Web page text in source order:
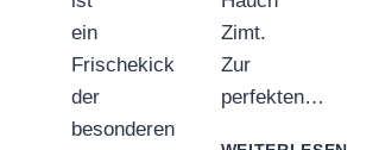
ein
Frischekick
der
besonderen
Zimt.
Zur
perfekten…